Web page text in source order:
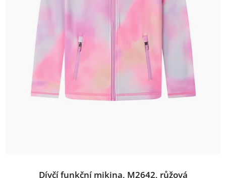
Dívčí funkční mikina, M2642, růžová